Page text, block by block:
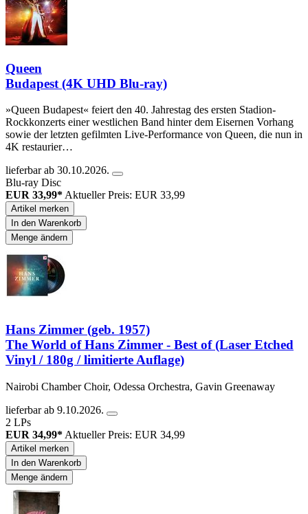
Queen
Budapest (4K UHD Blu-ray)
»Queen Budapest« feiert den 40. Jahrestag des ersten Stadion-
Rockkonzerts einer westlichen Band hinter dem Eisernen Vorhang
sowie der letzten gefilmten Live-Performance von Queen, die nun in
4K restaurier…
lieferbar ab 30.10.2026.
Blu-ray Disc
EUR 33,99* Aktueller Preis: EUR 33,99
Artikel merken
In den Warenkorb
Menge ändern
Hans Zimmer (geb. 1957)
The World of Hans Zimmer - Best of (Laser Etched
Vinyl / 180g / limitierte Auflage)
Nairobi Chamber Choir, Odessa Orchestra, Gavin Greenaway
lieferbar ab 9.10.2026.
2 LPs
EUR 34,99* Aktueller Preis: EUR 34,99
Artikel merken
In den Warenkorb
Menge ändern